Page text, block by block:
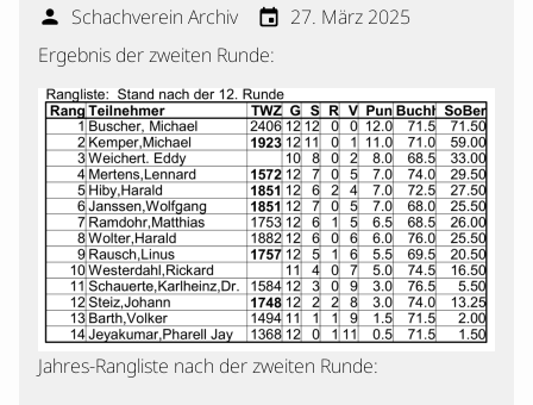
Mannschaften
Ranglisten
Termine
Verschiedenes
Kontakt
person Schachverein Archiv event 27. März 2025
Ergebnis der zweiten Runde:
Jahres-Rangliste nach der zweiten Runde: